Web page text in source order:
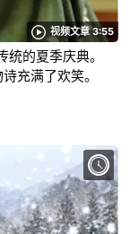
视频文章 3:55
的夏季庆典。
充满了欢笑。